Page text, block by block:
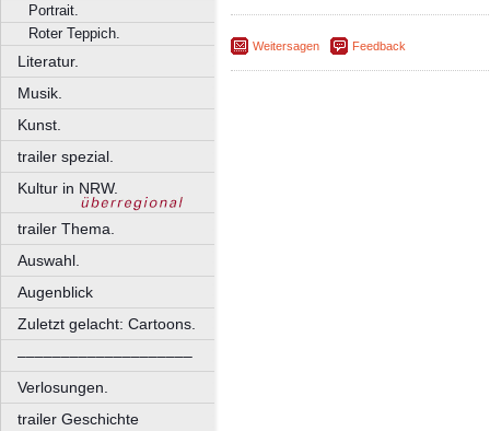
Portrait.
Roter Teppich.
Literatur.
Musik.
Kunst.
trailer spezial.
Kultur in NRW.
trailer Thema.
Auswahl.
Augenblick
Zuletzt gelacht: Cartoons.
––––––––––––––––––––
Verlosungen.
trailer Geschichte
Weitersagen Feedback